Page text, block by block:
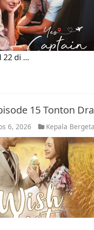
22 di …
15 Tonton
6, 2026 Kepala